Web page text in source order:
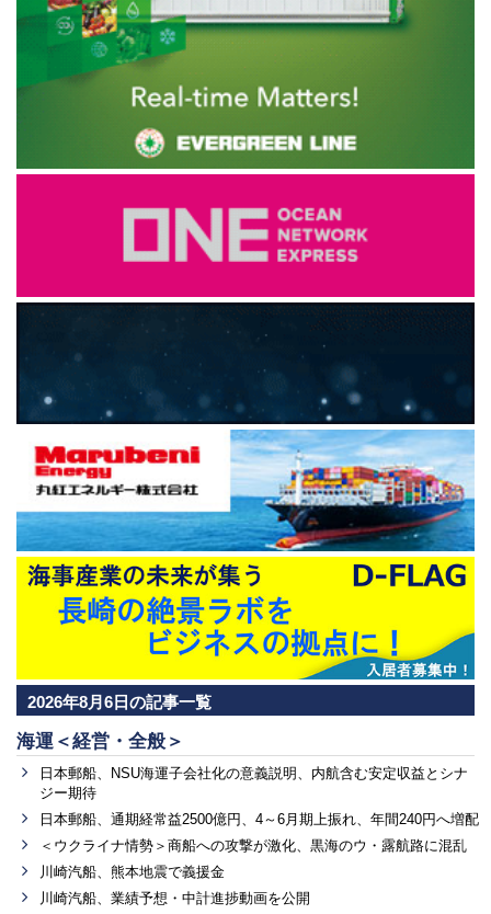
2026年8月6日の記事一覧
海運＜経営・全般＞
日本郵船、NSU海運子会社化の意義説明、内航含む安定収益とシナ
ジー期待
日本郵船、通期経常益2500億円、4～6月期上振れ、年間240円へ増配
＜ウクライナ情勢＞商船への攻撃が激化、黒海のウ・露航路に混乱
川崎汽船、熊本地震で義援金
川崎汽船、業績予想・中計進捗動画を公開